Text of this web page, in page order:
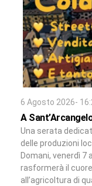
6 Agosto 2026-
A
Una serata
delle produzioni
Domani, venerdì 7
rasformerà il
all’agricoltura di